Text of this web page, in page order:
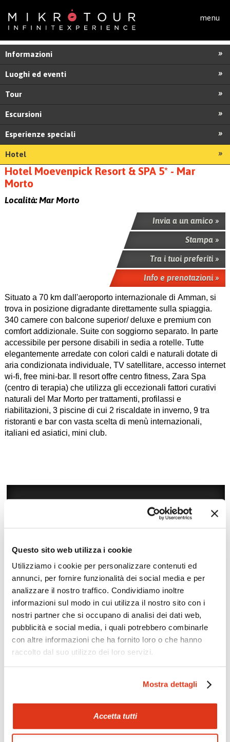
Questo sito web utilizza i cookie
Utilizziamo i cookie per personalizzare contenuti ed
annunci, per fornire funzionalità dei social media e per
analizzare il nostro traffico. Condividiamo inoltre
informazioni sul modo in cui utilizza il nostro sito con i
nostri partner che si occupano di analisi dei dati web,
pubblicità e social media, i quali potrebbero combinarle
con altre informazioni che ha fornito loro o che hanno
raccolto dal suo utilizzo dei loro servizi.
Mostra dettagli
Accetta tutti
menu
Informazioni
Luoghi ed eventi
Tour
Escursioni
Esperienze speciali
Hotel
Hotel Moevenpick Resort & SPA 5* - Mar
Morto
Località:Mar Morto
Invia a un amico »
Stampa »
Tra i tuoi preferiti »
Info e prenotazioni »
Situato a 70 km dall'aeroporto internazionale di Amman, si
trova in posizione digradante direttamente sulla spiaggia.
340 camere con balcone superior/ deluxe e premium con
comfort addizionale. Suite con soggiorno separato. In parte
accessibile per persone disabili in sedia a rotelle. Tutte
elegantemente arredate con colori caldi e naturali dotate di
aria condizionata individuale, TV satellitare, accesso internet
wi-fi, free mini-bar. Il resort offre centro fitness, Zara Spa
(centro di terapia) che utilizza gli eccezionali fattori curativi
naturali del Mar Morto per trattamenti, profilassi e
riabilitazioni, 3 piscine di cui 2 riscaldate in inverno, 9 tra
ristoranti e bar con vasta scelta di menù internazionali,
italiani ed asiatici, mini club.
Offerte
richiesta
Mostraci le tue foto su Facebook